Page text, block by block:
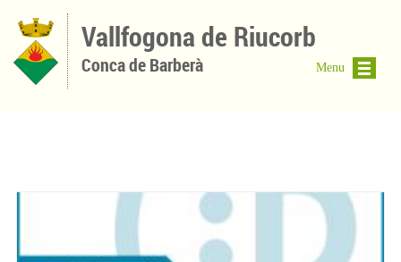
Vallfogona de Riucorb
Conca de Barberà Menu